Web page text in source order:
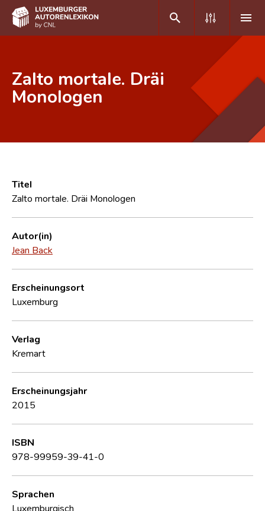
DE
Häufige Fragen und Antworten
CNL
Forschungsgruppe
Kontakt
Zalto mortale. Dräi
Monologen
Titel
Zalto mortale. Dräi Monologen
Autor(in)
Jean Back
Erscheinungsort
Luxemburg
Verlag
Kremart
Erscheinungsjahr
2015
ISBN
978-99959-39-41-0
Sprachen
Luxemburgisch